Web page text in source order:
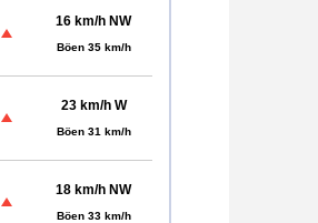
16 km/h NW
Böen 35 km/h
23 km/h W
Böen 31 km/h
18 km/h NW
Böen 33 km/h